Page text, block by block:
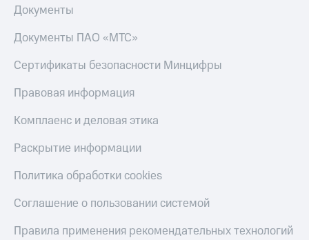
Документы
Документы ПАО «МТС»
Сертификаты безопасности Минцифры
Правовая информация
Комплаенс и деловая этика
Раскрытие информации
Политика обработки cookies
Соглашение о пользовании системой
Правила применения рекомендательных технологий